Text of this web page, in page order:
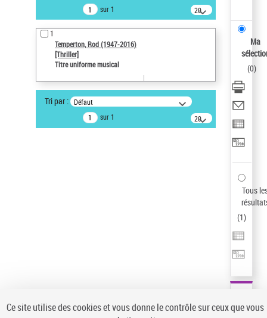
notices d’autorité
Œuvres liées à l'auteur :
Temperton, Rod (1947-2016)
Type de notice d'autorité
Type de notice d'autorité
sur 1
20
résultats/page
1
Temperton, Rod (1947-2016)
[Thriller]
Titre uniforme musical
Tri par : Défaut
sur 1
20
résultats/page
Ma
(0)
Tous
(1)
Ce site utilise des cookies et vous donne le contrôle sur ceux que vous